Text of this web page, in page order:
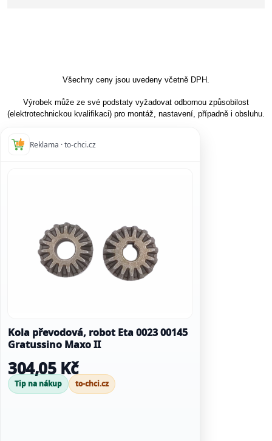
Všechny ceny jsou uvedeny včetně DPH.
Výrobek může ze své podstaty vyžadovat odbornou způsobilost
(elektrotechnickou kvalifikaci) pro montáž, nastavení, případně i obsluhu.
Reklama · to-chci.cz
Kola převodová, robot Eta 0023 00145
Gratussino Maxo II
304,05 Kč
Tip na nákup to-chci.cz